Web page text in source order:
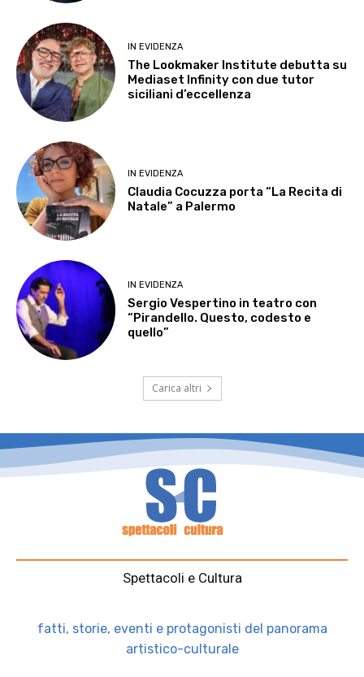
IN EVIDENZA
The Lookmaker Institute debutta su
Mediaset Infinity con due tutor
siciliani d’eccellenza
IN EVIDENZA
Claudia Cocuzza porta “La Recita di
Natale” a Palermo
IN EVIDENZA
Sergio Vespertino in teatro con
“Pirandello. Questo, codesto e
quello”
Carica altri
Spettacoli e Cultura
fatti, storie, eventi e protagonisti del panorama
artistico-culturale